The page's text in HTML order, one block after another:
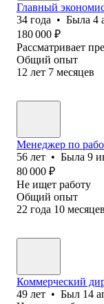
Главный
34 года • Была 4
180 000 ₽
Рассматривает
Общий опыт
12 лет 7 месяцев
Менеджер по
56 лет • Была 9
80 000 ₽
Не ищет работу
Общий опыт
22 года 10 месяцев
Коммерческий
49 лет • Был 14